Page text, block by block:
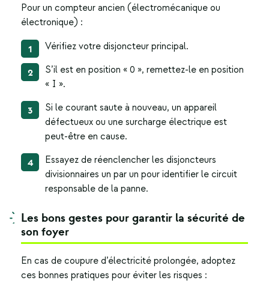
Pour un compteur ancien (électromécanique ou
électronique) :
Vérifiez votre disjoncteur principal.
S’il est en position « 0 », remettez-le en position
« I ».
Si le courant saute à nouveau, un appareil
défectueux ou une surcharge électrique est
peut-être en cause.
Essayez de réenclencher les disjoncteurs
divisionnaires un par un pour identifier le circuit
responsable de la panne.
Les bons gestes pour garantir la sécurité de
son foyer
En cas de coupure d’électricité prolongée, adoptez
ces bonnes pratiques pour éviter les risques :